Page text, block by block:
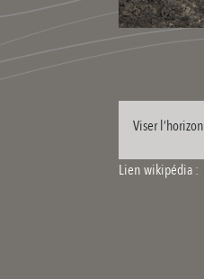
Viser l’horizon
Lien wikipédia :